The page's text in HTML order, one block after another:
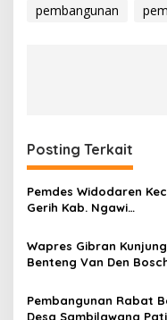
pembangunan
Posting Terkait
Pemdes Widodaren
Gerih Kab. Ngawi
Rabat Jalan Poros
Wapres Gibran
Benteng Van Den
Pembangunan Rabat
Desa Sambilawang Pati